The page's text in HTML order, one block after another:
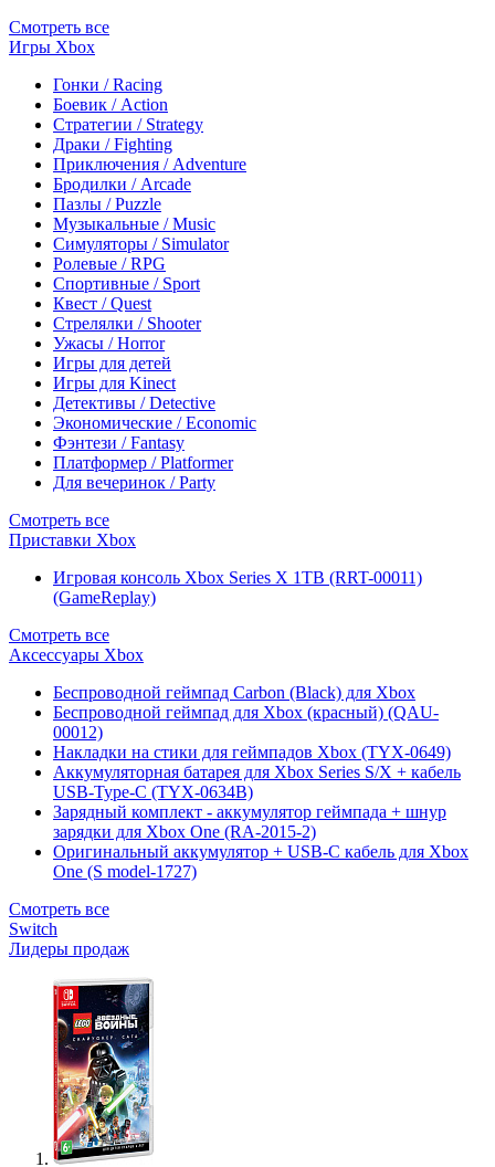
Смотреть все
Игры Xbox
Гонки / Racing
Боевик / Action
Стратегии / Strategy
Драки / Fighting
Приключения / Adventure
Бродилки / Arcade
Пазлы / Puzzle
Музыкальные / Music
Симуляторы / Simulator
Ролевые / RPG
Спортивные / Sport
Квест / Quest
Стрелялки / Shooter
Ужасы / Horror
Игры для детей
Игры для Kinect
Детективы / Detective
Экономические / Economic
Фэнтези / Fantasy
Платформер / Platformer
Для вечеринок / Party
Смотреть все
Приставки Xbox
Игровая консоль Xbox Series X 1TB (RRT-00011)
(GameReplay)
Смотреть все
Аксессуары Xbox
Беспроводной геймпад Carbon (Black) для Xbox
Беспроводной геймпад для Xbox (красный) (QAU-
00012)
Накладки на стики для геймпадов Xbox (TYX-0649)
Аккумуляторная батарея для Xbox Series S/X + кабель
USB-Type-C (TYX-0634B)
Зарядный комплект - аккумулятор геймпада + шнур
зарядки для Xbox One (RA-2015-2)
Оригинальный аккумулятор + USB-C кабель для Xbox
One (S model-1727)
Смотреть все
Switch
Лидеры продаж